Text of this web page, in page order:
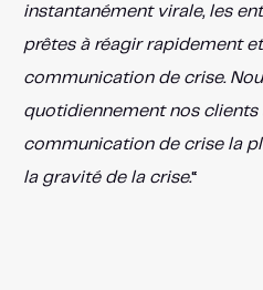
instantanément virale, les
prêtes à réagir rapidement
communication de crise.
quotidiennement nos clients
communication de crise la
la gravité de la crise.“